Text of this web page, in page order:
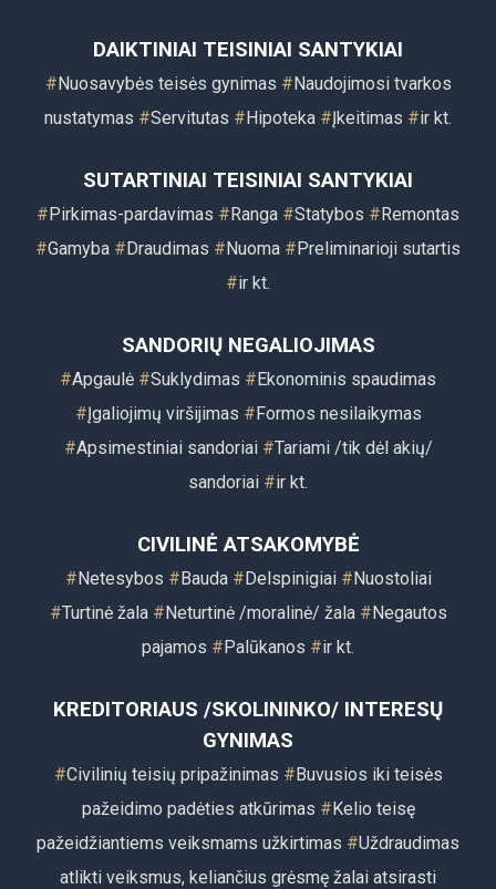
DAIKTINIAI TEISINIAI SANTYKIAI
#Nuosavybės teisės gynimas #Naudojimosi tvarkos
nustatymas #Servitutas #Hipoteka #Įkeitimas #ir kt.
SUTARTINIAI TEISINIAI SANTYKIAI
#Pirkimas-pardavimas #Ranga #Statybos #Remontas
#Gamyba #Draudimas #Nuoma #Preliminarioji sutartis
#ir kt.
SANDORIŲ NEGALIOJIMAS
#Apgaulė #Suklydimas #Ekonominis spaudimas
#Įgaliojimų viršijimas #Formos nesilaikymas
#Apsimestiniai sandoriai #Tariami /tik dėl akių/
sandoriai #ir kt.
CIVILINĖ ATSAKOMYBĖ
#Netesybos #Bauda #Delspinigiai #Nuostoliai
#Turtinė žala #Neturtinė /moralinė/ žala #Negautos
pajamos #Palūkanos #ir kt.
KREDITORIAUS /SKOLININKO/ INTERESŲ
GYNIMAS
#Civilinių teisių pripažinimas #Buvusios iki teisės
pažeidimo padėties atkūrimas #Kelio teisę
pažeidžiantiems veiksmams užkirtimas #Uždraudimas
atlikti veiksmus, keliančius grėsmę žalai atsirasti